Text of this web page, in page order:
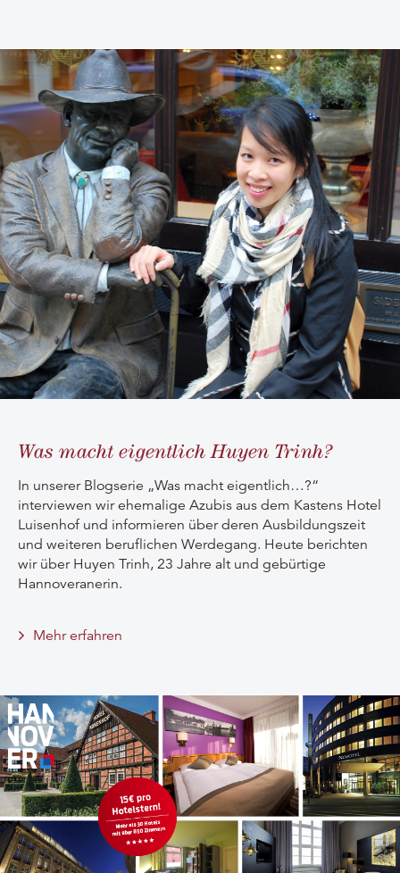
Was macht eigentlich Huyen Trinh?
In unserer Blogserie „Was macht eigentlich…?“
interviewen wir ehemalige Azubis aus dem Kastens Hotel
Luisenhof und informieren über deren Ausbildungszeit
und weiteren beruflichen Werdegang. Heute berichten
wir über Huyen Trinh, 23 Jahre alt und gebürtige
Hannoveranerin.
Mehr erfahren